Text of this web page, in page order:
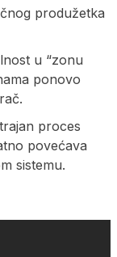
produžetka
u “zonu
ponovo
proces
povećava
sistemu.